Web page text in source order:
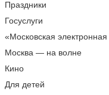
Праздники
Госуслуги
«Московская
Москва — на волне
Кино
Для детей